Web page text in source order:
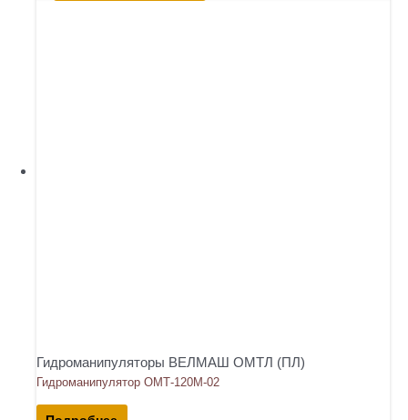
Гидроманипуляторы ВЕЛМАШ ОМТЛ (ПЛ)
Гидроманипулятор ОМТ-120М-02